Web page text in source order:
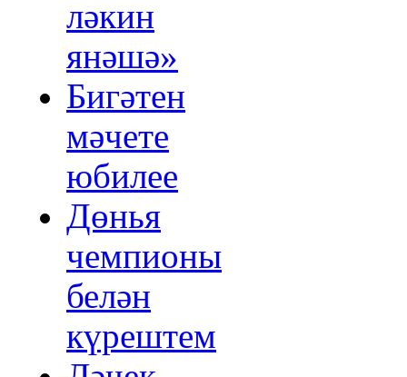
ләкин
янәшә»
Бигәтен
мәчете
юбилее
Дөнья
чемпионы
белән
күрештем